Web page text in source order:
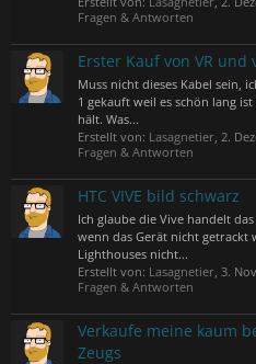
Fragen & Antworten
Erster Kauf von VR und
Muss nicht dieses Kabel sein,
1 gekauft weil es schön lang
hält. Was...
Erstellt von: Lasagnetier, 2.
Fragen & Antworten
HTC VIVE bild schwarz
Ich glaube die Vive handelt
wenn das Gerät nicht
Lighthouses nicht...
Erstellt von: Lasagnetier, 3.
Fragen & Antworten
Verkaufe meine kaum
Zeugs